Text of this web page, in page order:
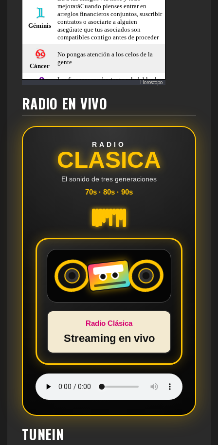
Horoscopo
RADIO EN VIVO
RADIO
CLASICA
El sonido de tres generaciones
70s · 80s · 90s
Radio Clásica
Streaming en vivo
TUNEIN